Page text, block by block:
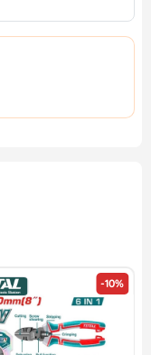
-10%